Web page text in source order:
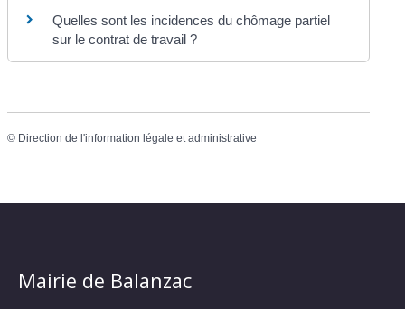
Quelles sont les incidences du chômage partiel
sur le contrat de travail ?
© Direction de l'information légale et administrative
Mairie de Balanzac